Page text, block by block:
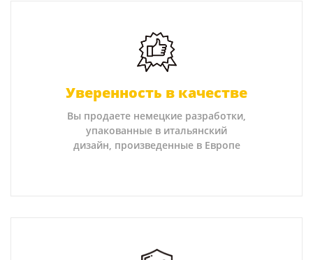
Уверенность в качестве
Вы продаете немецкие разработки,
упакованные в итальянский
дизайн, произведенные в Европе